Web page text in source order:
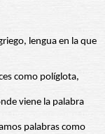
lengua en la que
como políglota,
viene la palabra
palabras como